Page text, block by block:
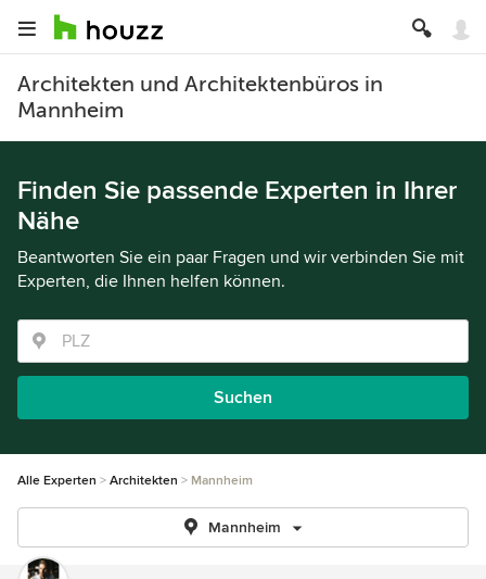
Architekten und Architektenbüros in
Mannheim
Finden Sie passende Experten in Ihrer
Nähe
Beantworten Sie ein paar Fragen und wir verbinden Sie mit
Experten, die Ihnen helfen können.
Suchen
Alle Experten Architekten Mannheim
Mannheim